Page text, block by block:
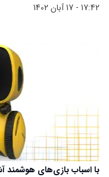
تا ساعت‌ها در کمال خستگی و
17:42 - 17 آبان 1402
با اسباب بازی‌های هوشمند